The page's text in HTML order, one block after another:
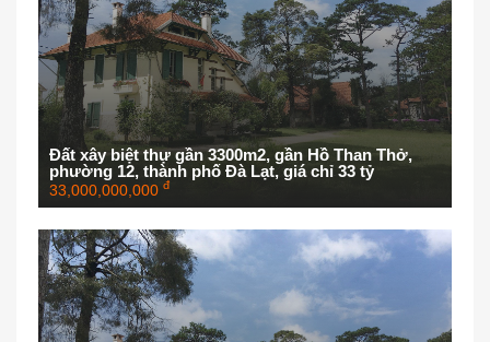
Đất xây biệt thự gần 3300m2, gần Hồ Than Thở,
phường 12, thành phố Đà Lạt, giá chỉ 33 tỷ
33,000,000,000 đ